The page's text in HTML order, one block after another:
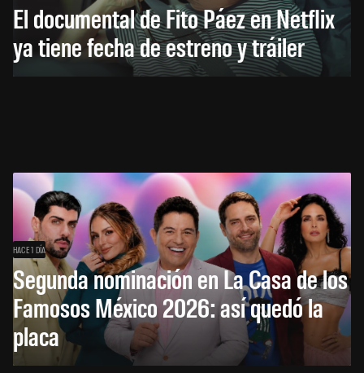
El documental de Fito Páez en Netflix
ya tiene fecha de estreno y tráiler
HACE 1 DÍA
Segunda nominación en La Casa de los
Famosos México 2026: así quedó la
placa